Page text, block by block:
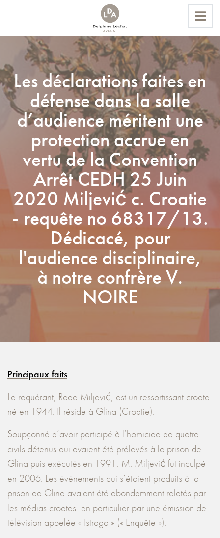
Accueil
Actualités
Les déclarations faites en défense dans la salle
d’audience méritent une protection accrue en vertu de la
Convention Arrêt CEDH 25 Juin 2020 Miljević c. Croatie -
requête no 68317/13. Dédicacé, pour l'audience
disciplinaire, à notre confrère V. NOIRE
Les déclarations faites en
défense dans la salle
d’audience méritent une
protection accrue en
vertu de la Convention
Arrêt CEDH 25 Juin
2020 Miljević c. Croatie
- requête no 68317/13.
Dédicacé, pour
l'audience disciplinaire,
à notre confrère V.
NOIRE
Principaux faits
Le requérant, Rade Miljević, est un ressortissant croate
né en 1944. Il réside à Glina (Croatie).
Soupçonné d’avoir participé à l’homicide de quatre
civils détenus qui avaient été prélevés à la prison de
Glina puis exécutés en 1991, M. Miljević fut inculpé
en 2006. Les événements qui s’étaient produits à la
prison de Glina avaient été abondamment relatés par
les médias croates, en particulier par une émission de
télévision appelée « Istraga » (« Enquête »).